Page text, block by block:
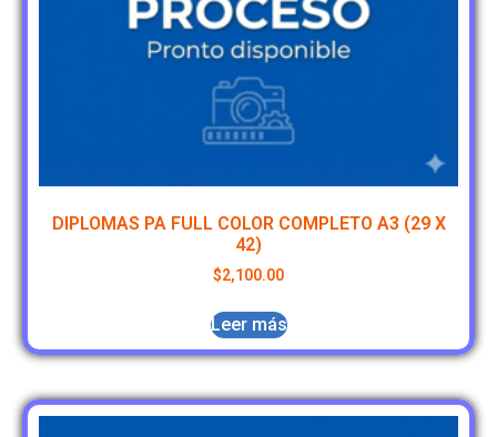
DIPLOMAS PA FULL COLOR COMPLETO A3 (29 X
42)
$2,100.00
Leer más